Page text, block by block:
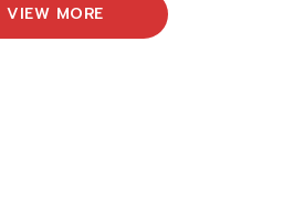
VIEW MORE